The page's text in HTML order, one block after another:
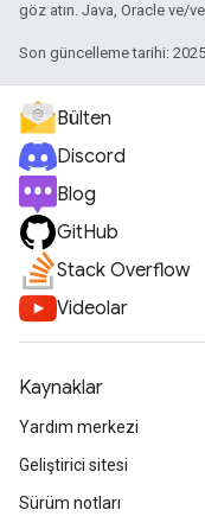
göz atın. Java, Oracle ve/
Son güncelleme tarihi:
Bülten
Discord
Blog
GitHub
Stack Overflow
Videolar
Kaynaklar
Yardım merkezi
Geliştirici sitesi
Sürüm notları